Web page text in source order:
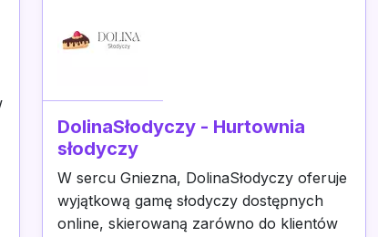
DolinaSłodyczy - Hurtownia
słodyczy
W sercu Gniezna, DolinaSłodyczy oferuje
wyjątkową gamę słodyczy dostępnych
online, skierowaną zarówno do klientów